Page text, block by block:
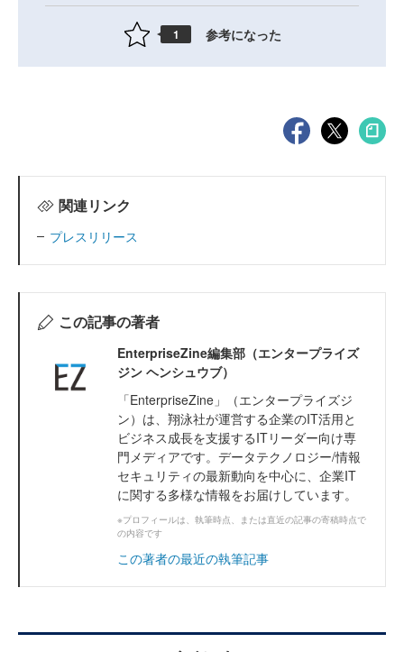
1 参考になった
関連リンク
プレスリリース
この記事の著者
EnterpriseZine編集部（エンタープライズ
ジン ヘンシュウブ）
「EnterpriseZine」（エンタープライズジ
ン）は、翔泳社が運営する企業のIT活用と
ビジネス成長を支援するITリーダー向け専
門メディアです。データテクノロジー/情報
セキュリティの最新動向を中心に、企業IT
に関する多様な情報をお届けしています。
※プロフィールは、執筆時点、または直近の記事の寄稿時点で
の内容です
この著者の最近の執筆記事